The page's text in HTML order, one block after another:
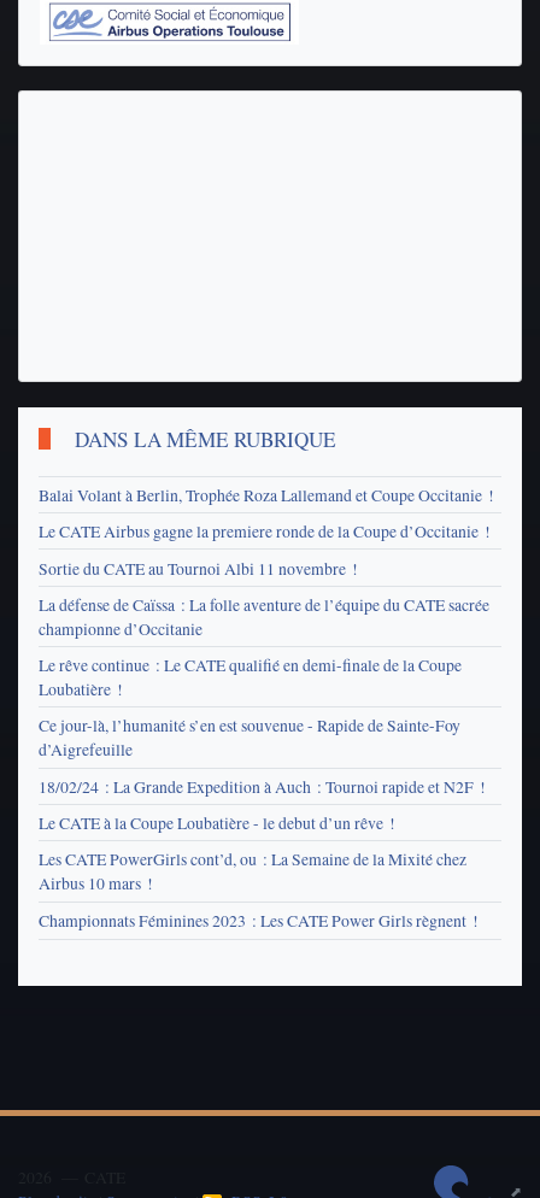
DANS LA MÊME RUBRIQUE
Balai Volant à Berlin, Trophée Roza Lallemand et Coupe Occitanie !
Le CATE Airbus gagne la premiere ronde de la Coupe d’Occitanie !
Sortie du CATE au Tournoi Albi 11 novembre !
La défense de Caïssa : La folle aventure de l’équipe du CATE sacrée
championne d’Occitanie
Le rêve continue : Le CATE qualifié en demi-finale de la Coupe
Loubatière !
Ce jour-là, l’humanité s’en est souvenue - Rapide de Sainte-Foy
d’Aigrefeuille
18/02/24 : La Grande Expedition à Auch : Tournoi rapide et N2F !
Le CATE à la Coupe Loubatière - le debut d’un rêve !
Les CATE PowerGirls cont’d, ou : La Semaine de la Mixité chez
Airbus 10 mars !
Championnats Féminines 2023 : Les CATE Power Girls règnent !